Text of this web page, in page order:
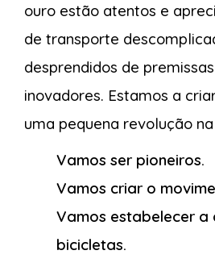
ouro estão atentos e
de transporte
desprendidos de
inovadores. Estamos a
uma pequena revolução
Vamos ser pioneiros.
Vamos criar o
Vamos estabelecer a
bicicletas.